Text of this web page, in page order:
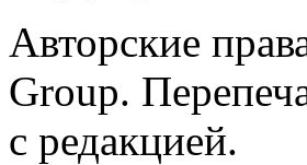
Авторские
Group.
с редакцией.